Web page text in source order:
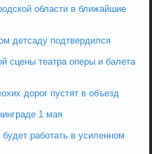
области в ближайшие
детсаду подтвердился
сцены театра оперы и балета
дорог пустят в объезд
1 мая
работать в усиленном